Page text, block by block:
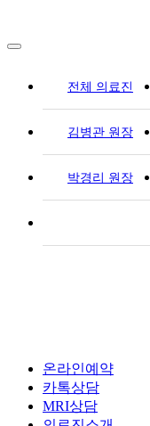
전체 의료진
김병관 원장
박경리 원장
온라인예약
카톡상담
MRI상담